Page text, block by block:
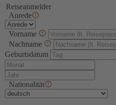
Reiseanmelder
Anrede
Vorname
Nachname
Geburtsdatum
Nationalität